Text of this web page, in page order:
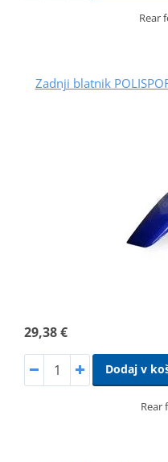
Rear
Zadnji blatnik
29,38 €
Dodaj v
Rear